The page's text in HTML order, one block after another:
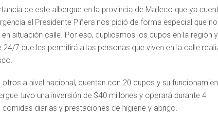
de este albergue en la provincia de Malleco que ya
el Presidente Piñera nos pidió de forma especial que
situación calle. Por eso, duplicamos los cupos en la región y
7 que les permitirá a las personas que viven en la calle
a nivel nacional, cuentan con 20 cupos y su
tuvo una inversión de $40 millones y operará durante 4
diarias y prestaciones de higiene y abrigo.